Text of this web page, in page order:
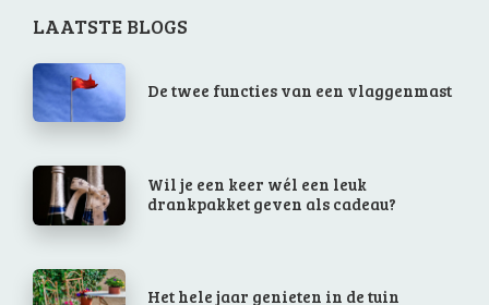
LAATSTE BLOGS
De twee functies van een vlaggenmast
Wil je een keer wél een leuk
drankpakket geven als cadeau?
Het hele jaar genieten in de tuin